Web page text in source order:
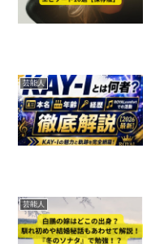
芸能人
芸能人